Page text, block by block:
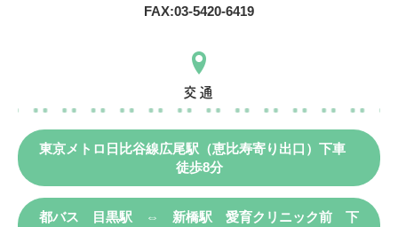
FAX:03-5420-6419
交通
東京メトロ日比谷線広尾駅（恵比寿寄り出口）下車
徒歩8分
都バス 目黒駅 ⇔ 新橋駅 愛育クリニック前 下